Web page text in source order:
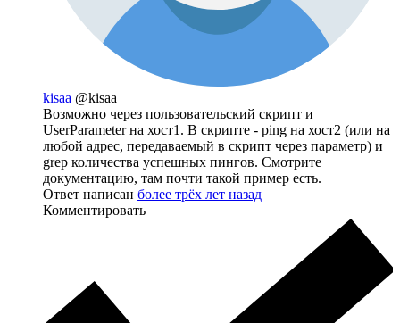
kisaa @kisaa
Возможно через пользовательский скрипт и
UserParameter на хост1. В скрипте - ping на хост2 (или на
любой адрес, передаваемый в скрипт через параметр) и
grep количества успешных пингов. Смотрите
документацию, там почти такой пример есть.
Ответ написан более трёх лет назад
Комментировать